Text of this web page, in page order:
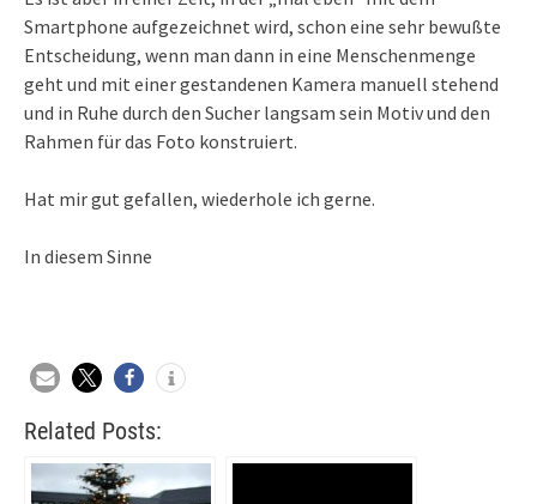
Smartphone aufgezeichnet wird, schon eine sehr bewußte
Entscheidung, wenn man dann in eine Menschenmenge
geht und mit einer gestandenen Kamera manuell stehend
und in Ruhe durch den Sucher langsam sein Motiv und den
Rahmen für das Foto konstruiert.
Hat mir gut gefallen, wiederhole ich gerne.
In diesem Sinne
Related Posts: